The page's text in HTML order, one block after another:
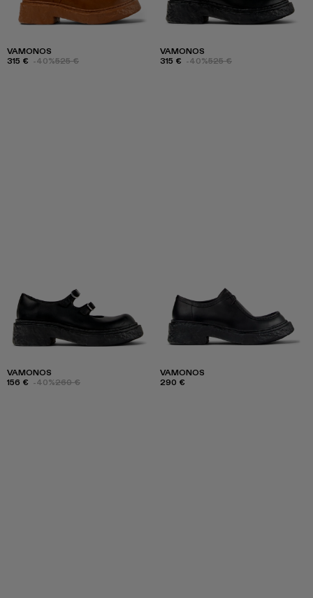
VAMONOS
315 € -40%525 €
VAMONOS
315 € -40%525 €
VAMONOS
156 € -40%260 €
VAMONOS
290 €